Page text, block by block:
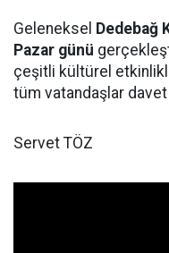
Geleneksel Dedebağ
Pazar günü
çeşitli kültürel
tüm vatandaşlar
Servet TÖZ